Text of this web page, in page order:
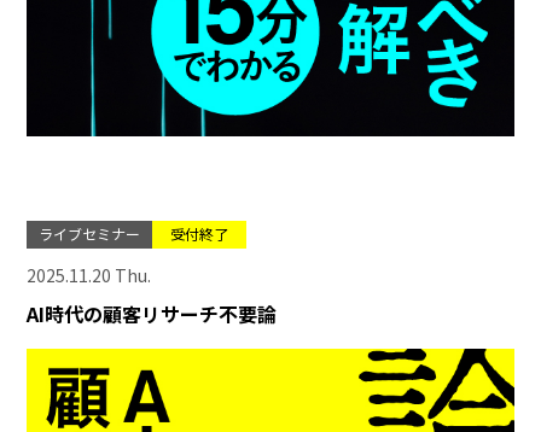
ライブセミナー 受付終了
2025.11.20 Thu.
AI時代の顧客リサーチ不要論